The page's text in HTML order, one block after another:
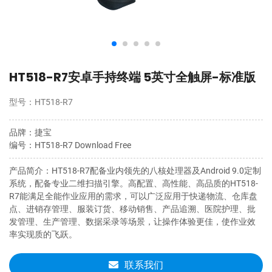
HT518-R7安卓手持终端 5英寸全触屏-标准版
型号 ： HT518-R7
品牌 ： 捷宝
编号 ： HT518-R7 Download Free
产品简介 ： HT518-R7配备业内领先的八核处理器及Android 9.0定制
系统，配备专业二维扫描引擎。高配置、高性能、高品质的HT518-
R7能满足全能作业应用的需求，可以广泛应用于快递物流、仓库盘
点、进销存管理、服装订货、移动销售、产品追溯、医院护理、批
发管理、生产管理、数据采录等场景，让操作体验更佳，使作业效
率实现质的飞跃。
联系我们